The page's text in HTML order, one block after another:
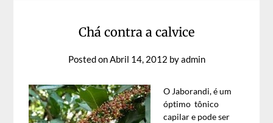
Chá contra a calvice
Posted onAbril 14, 2012 byadmin
O Jaborandi, é um
óptimo tônico
capilar e pode ser